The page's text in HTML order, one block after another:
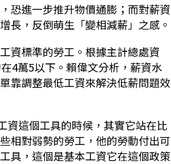
恐進一步推升物價通膨；而對薪資
長，反倒萌生「變相減薪」之感。
資標準的勞工。根據主計總處資
4萬5以下。賴偉文分析，薪資水
靠調整最低工資來解決低薪問題效
資這個工具的時候，其實它站在比
相對弱勢的勞工，他的勞動付出可
具，這個是基本工資它在這個政策